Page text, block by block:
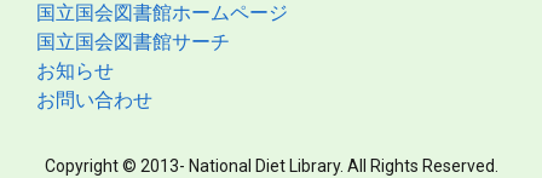
国立国会図書館ホームページ
国立国会図書館サーチ
お知らせ
お問い合わせ
Copyright © 2013- National Diet Library. All Rights Reserved.